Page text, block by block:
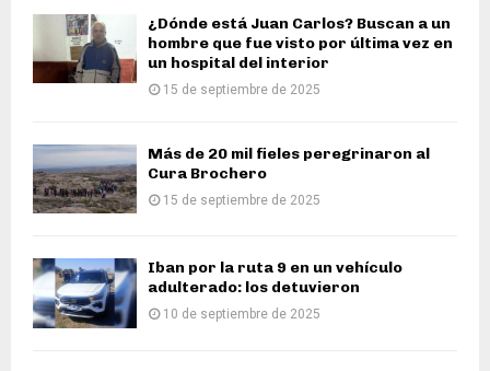
¿Dónde está Juan Carlos? Buscan a un
hombre que fue visto por última vez en
un hospital del interior
15 de septiembre de 2025
Más de 20 mil fieles peregrinaron al
Cura Brochero
15 de septiembre de 2025
Iban por la ruta 9 en un vehículo
adulterado: los detuvieron
10 de septiembre de 2025